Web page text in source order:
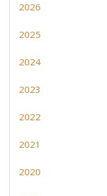
2026
2025
2024
2023
2022
2021
2020